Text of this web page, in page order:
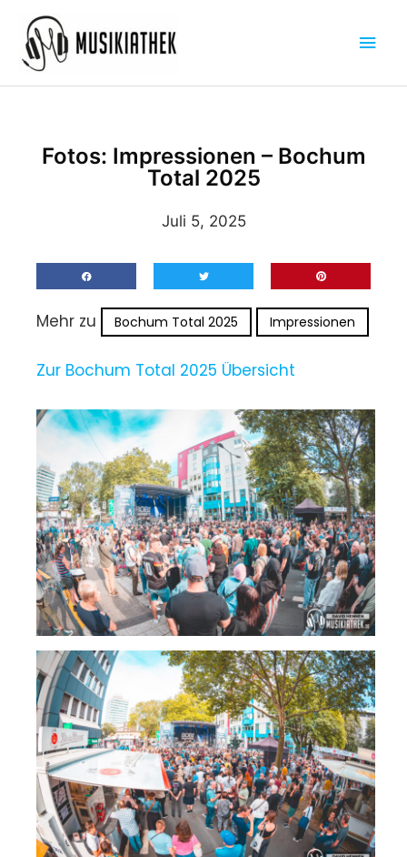
Inhalt
springen
Fotos: Impressionen – Bochum
Total 2025
Juli 5, 2025
Mehr zu Bochum Total 2025 Impressionen
Zur Bochum Total 2025 Übersicht